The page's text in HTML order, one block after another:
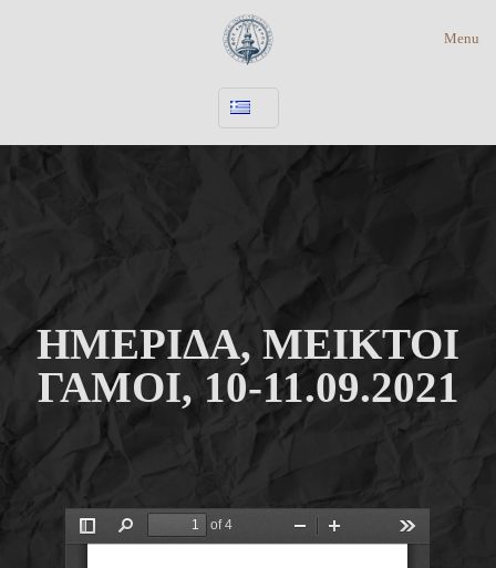
Menu
ΗΜΕΡΙΔΑ, ΜΕΙΚΤΟΙ
ΓΑΜΟΙ, 10-11.09.2021